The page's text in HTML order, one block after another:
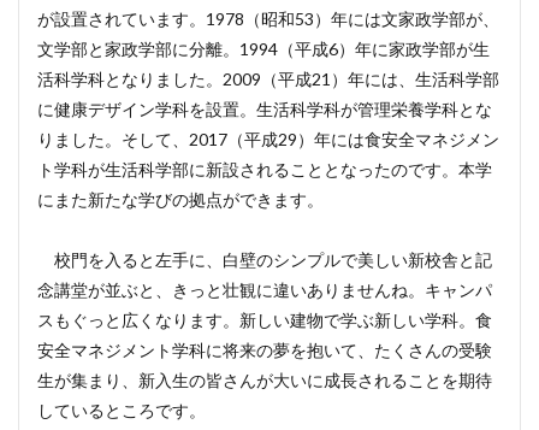
が設置されています。1978（昭和53）年には文家政学部が、
文学部と家政学部に分離。1994（平成6）年に家政学部が生
活科学科となりました。2009（平成21）年には、生活科学部
に健康デザイン学科を設置。生活科学科が管理栄養学科とな
りました。そして、2017（平成29）年には食安全マネジメン
ト学科が生活科学部に新設されることとなったのです。本学
にまた新たな学びの拠点ができます。
校門を入ると左手に、白壁のシンプルで美しい新校舎と記
念講堂が並ぶと、きっと壮観に違いありませんね。キャンパ
スもぐっと広くなります。新しい建物で学ぶ新しい学科。食
安全マネジメント学科に将来の夢を抱いて、たくさんの受験
生が集まり、新入生の皆さんが大いに成長されることを期待
しているところです。